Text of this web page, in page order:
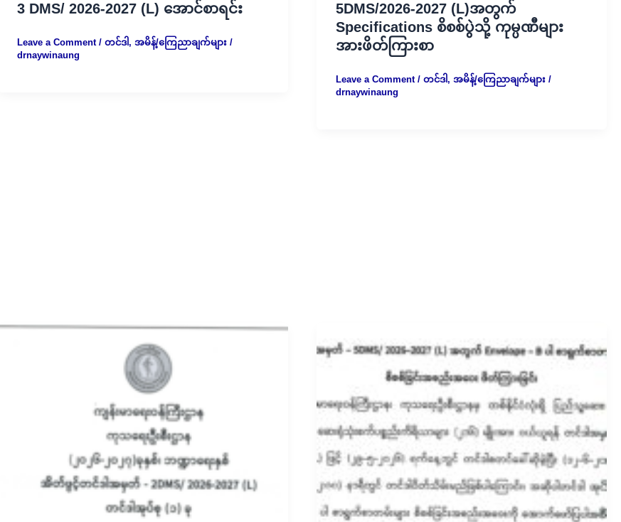
3 DMS/ 2026-2027 (L) အောင်စာရင်း
Leave a Comment / တင်ဒါ, အမိန့်/ကြေညာချက်များ/
drnaywinaung
5DMS/2026-2027 (L)အတွက်
Specifications စိစစ်ပွဲသို့ ကုမ္ပဏီများ
အားဖိတ်ကြားစာ
Leave a Comment / တင်ဒါ, အမိန့်/ကြေညာချက်များ/
drnaywinaung